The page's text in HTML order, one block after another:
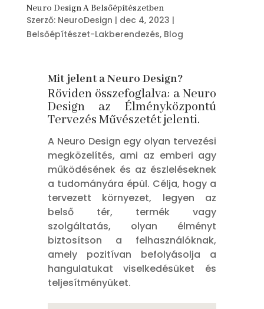
Neuro Design A Belsőépítészetben
Szerző: NeuroDesign | dec 4, 2023 |
Belsőépítészet-Lakberendezés, Blog
Mit jelent a Neuro Design?
Röviden összefoglalva: a Neuro
Design az Élményközpontú
Tervezés Művészetét jelenti.
A Neuro Design egy olyan tervezési
megközelítés, ami az emberi agy
működésének és az észleléseknek
a tudományára épül. Célja, hogy a
tervezett környezet, legyen az
belső tér, termék vagy
szolgáltatás, olyan élményt
biztosítson a felhasználóknak,
amely pozitívan befolyásolja a
hangulatukat viselkedésüket és
teljesítményüket.